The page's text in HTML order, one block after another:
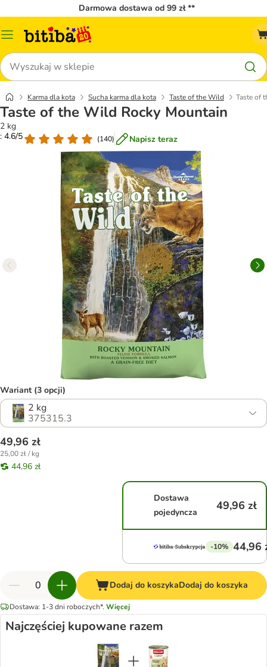
Darmowa dostawa od 99 zł **
Menu
Szukaj
Karma dla kota Sucha karma dla kota Taste of the Wild Taste of
Taste of the Wild Rocky Mountain
2 kg
: 4.6/5
(140) Napisz teraz
Wariant (3 opcji)
2 kg
375315.3
49,96 zł
25,00 zł / kg
44,96 zł
Dostawa
pojedyncza
49,96 zł
-10% 44,96
Dodaj do koszykaDodaj do koszyka
Dostawa: 1-3 dni roboczych*. Więcej
Najczęściej kupowane razem